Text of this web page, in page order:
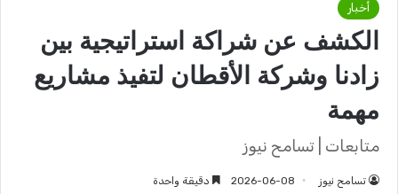
أخبار
الكشف عن شراكة استراتيجية بين
زادنا وشركة الأقطان لتفيذ مشاريع
مهمة
متابعات | تسامح نيوز
تسامح نيوز 2026-06-08 دقيقة واحدة